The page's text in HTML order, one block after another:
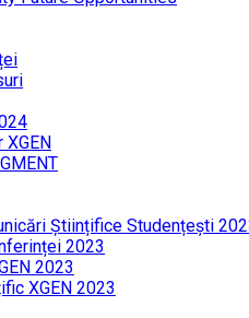
XGEN
Științifice Studențești
2023
2023
XGEN 2023